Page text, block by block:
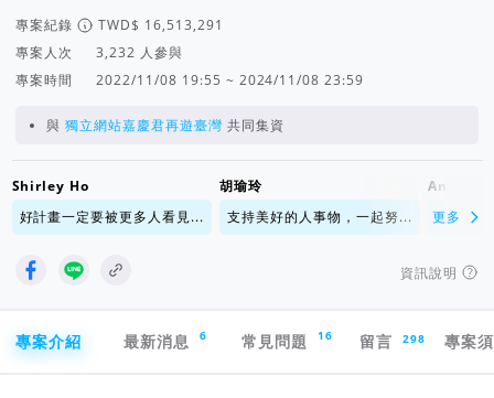
專案紀錄
專案人次
人參與
專案時間
2022/11/08 19:55 ~ 2024/11/08 23:59
與 獨立網站嘉慶君再遊臺灣 共同集資
Shirley Ho
好計畫一定要被更多人看見...
胡瑜玲
支持美好的人事物，一起努...
Anna
支持美
更多
資訊說明
專案介紹
最新消息 6 常見問題 16 留言 298 專案